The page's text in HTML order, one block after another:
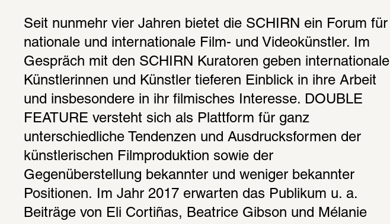
Seit nunmehr vier Jahren bietet die SCHIRN ein Forum für
nationale und internationale Film- und Videokünstler. Im
Gespräch mit den SCHIRN Kuratoren geben internationale
Künstlerinnen und Künstler tieferen Einblick in ihre Arbeit
und insbesondere in ihr filmisches Interesse. DOUBLE
FEATURE versteht sich als Plattform für ganz
unterschiedliche Tendenzen und Ausdrucksformen der
künstlerischen Filmproduktion sowie der
Gegenüberstellung bekannter und weniger bekannter
Positionen. Im Jahr 2017 erwarten das Publikum u. a.
Beiträge von Eli Cortiñas, Beatrice Gibson und Mélanie